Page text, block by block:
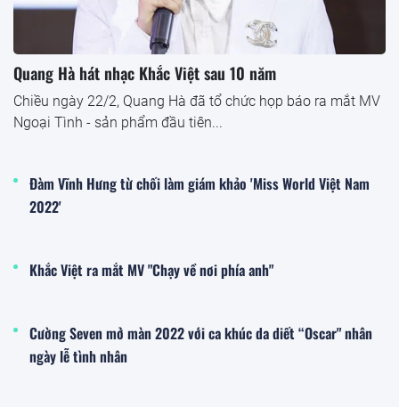
Quang Hà hát nhạc Khắc Việt sau 10 năm
Chiều ngày 22/2, Quang Hà đã tổ chức họp báo ra mắt MV
Ngoại Tình - sản phẩm đầu tiên...
Đàm Vĩnh Hưng từ chối làm giám khảo 'Miss World Việt Nam
2022'
Khắc Việt ra mắt MV "Chạy về nơi phía anh"
Cường Seven mở màn 2022 với ca khúc da diết “Oscar" nhân
ngày lễ tình nhân